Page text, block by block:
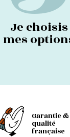
Je choisis
mes
Garantie &
qualité
française